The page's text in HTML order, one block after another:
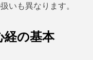
いも異なります。
経の基本